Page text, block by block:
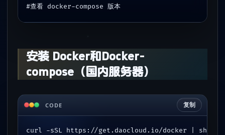
#查看 docker-compose 版本
安装 Docker和Docker-
compose（国内服务器）
CODE 复制
curl -sSL https://get.daocloud.io/docker | sh